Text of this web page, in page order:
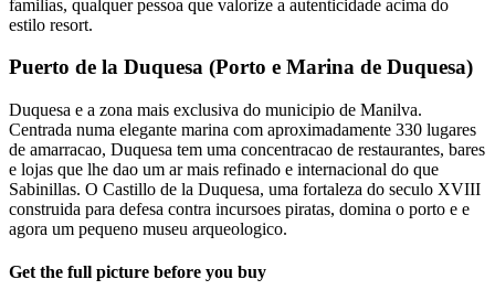
familias, qualquer pessoa que valorize a autenticidade acima do
estilo resort.
Puerto de la Duquesa (Porto e Marina de Duquesa)
Duquesa e a zona mais exclusiva do municipio de Manilva.
Centrada numa elegante marina com aproximadamente 330 lugares
de amarracao, Duquesa tem uma concentracao de restaurantes, bares
e lojas que lhe dao um ar mais refinado e internacional do que
Sabinillas. O Castillo de la Duquesa, uma fortaleza do seculo XVIII
construida para defesa contra incursoes piratas, domina o porto e e
agora um pequeno museu arqueologico.
Get the full picture before you buy